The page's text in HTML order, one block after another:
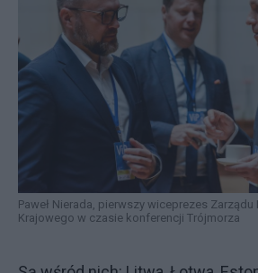
Paweł Nierada, pierwszy wiceprezes
Krajowego w czasie konferencji Trójmorza